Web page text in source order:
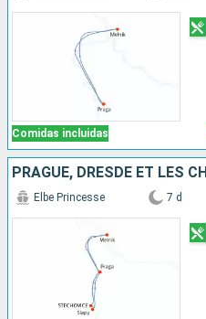
Comidas incluidas
Elbe Princesse 7 d